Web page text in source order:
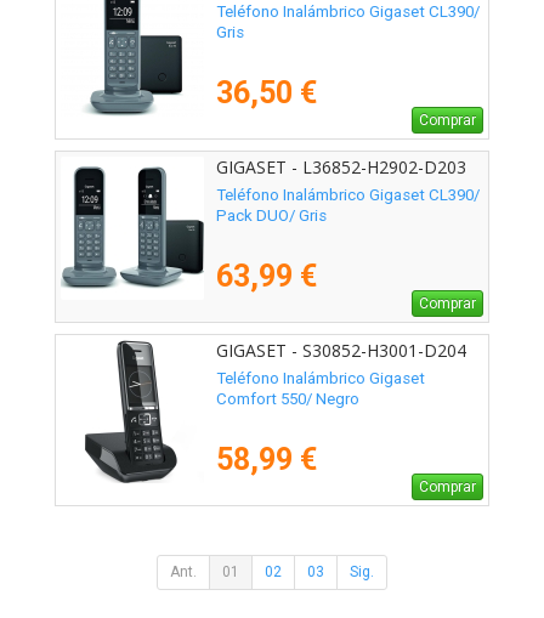
Teléfono Inalámbrico Gigaset CL390/
Gris
36,50 €
Comprar
GIGASET - L36852-H2902-D203
Teléfono Inalámbrico Gigaset CL390/
Pack DUO/ Gris
63,99 €
Comprar
GIGASET - S30852-H3001-D204
Teléfono Inalámbrico Gigaset
Comfort 550/ Negro
58,99 €
Comprar
Ant. 01 02 03 Sig.